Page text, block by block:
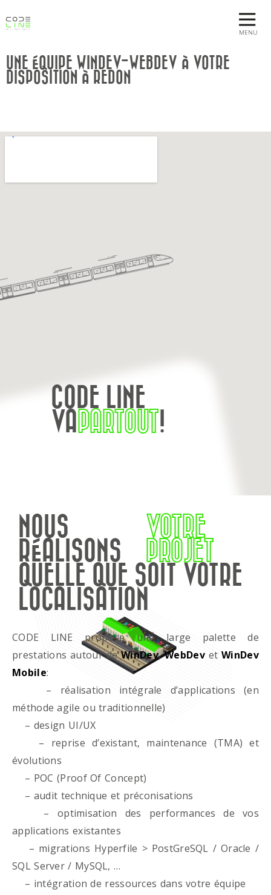
MENU
UNE ÉQUIPE WINDEV-WEBDEV À VOTRE
DISPOSITION À REDON
CODE LINE
VAPARTOUT!
NOUS
RÉALISONS
VOTRE
PROJET
QUELLE QUE SOIT VOTRE
LOCALISATION
CODE LINE propose une large palette de
prestations autour deWinDev,WebDevet WinDev
Mobile:
– réalisation intégrale d’applications (en
méthode agile ou traditionnelle)
– design UI/UX
– reprise d’existant, maintenance (TMA) et
évolutions
– POC (Proof Of Concept)
– audit technique et préconisations
– optimisation des performances de vos
applications existantes
– migrations Hyperfile > PostGreSQL / Oracle /
SQL Server / MySQL, …
– intégration de ressources dans votre équipe